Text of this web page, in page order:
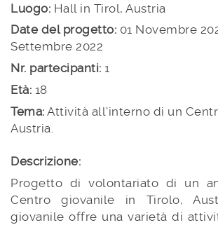
Luogo: Hall in Tirol, Austria
Date del progetto: 01 Novembre
Settembre 2022
Nr. partecipanti: 1
Età: 18
Tema: Attività all'interno di un
Austria.
Descrizione:
Progetto di volontariato di un
Centro giovanile in Tirolo,
giovanile offre una varietà di